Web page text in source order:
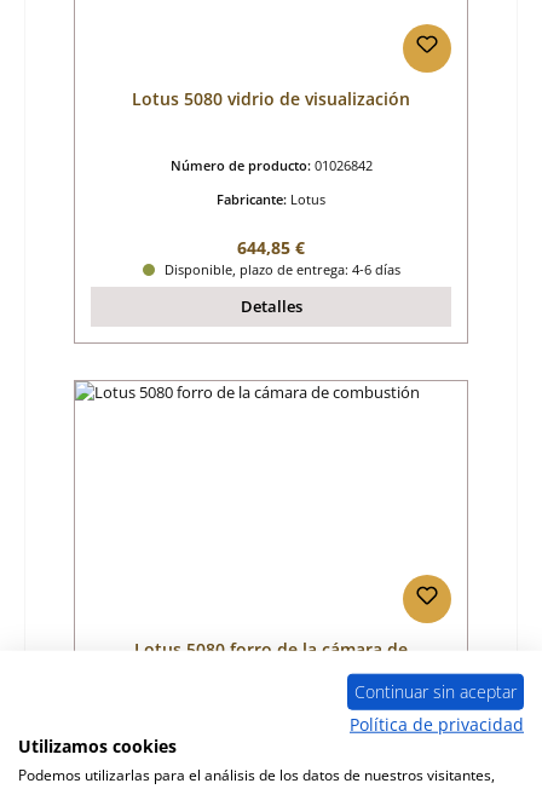
Lotus 5080 vidrio de visualización
Número de producto: 01026842
Fabricante: Lotus
Precio normal:
644,85 €
Disponible, plazo de entrega: 4-6 días
Detalles
Lotus 5080 forro de la cámara de
01027571
Continuar sin aceptar
Política de privacidad
Utilizamos cookies
Podemos utilizarlas para el análisis de los datos de nuestros visitantes,